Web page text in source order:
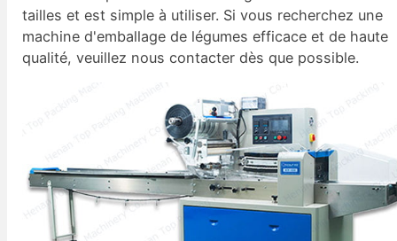
tailles et est simple à utiliser. Si vous recherchez une
machine d'emballage de légumes efficace et de haute
qualité, veuillez nous contacter dès que possible.